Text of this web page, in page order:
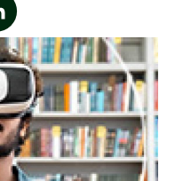
תמונה